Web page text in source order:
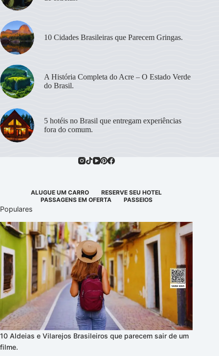
10 Cidades Brasileiras que Parecem Gringas.
A História Completa do Acre – O Estado Verde
do Brasil.
5 hotéis no Brasil que entregam experiências
fora do comum.
ALUGUE UM CARRO
RESERVE SEU HOTEL
PASSAGENS EM OFERTA
PASSEIOS
Populares
10 Aldeias e Vilarejos Brasileiros que parecem sair de um
filme.